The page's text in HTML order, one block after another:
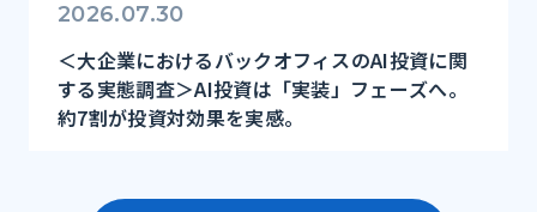
2026.07.30
＜大企業におけるバックオフィスのAI投資に関
する実態調査＞AI投資は「実装」フェーズへ。
約7割が投資対効果を実感。